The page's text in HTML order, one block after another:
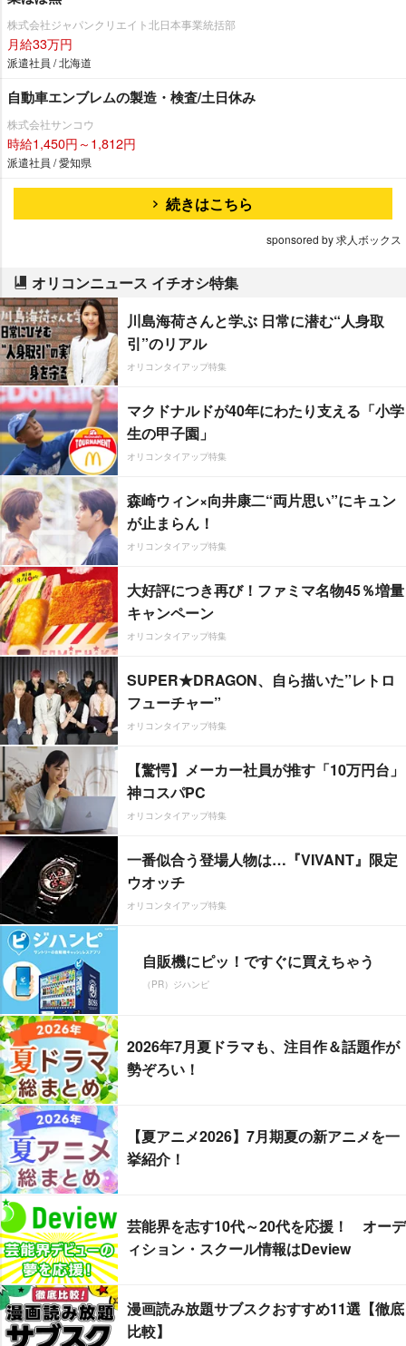
株式会社ジャパンクリエイト北日本事業統括部
月給33万円
派遣社員 / 北海道
自動車エンブレムの製造・検査/土日休み
株式会社サンコウ
時給1,450円～1,812円
派遣社員 / 愛知県
続きはこちら
sponsored by 求人ボックス
オリコンニュース イチオシ特集
川島海荷さんと学ぶ 日常に潜む“人身取
引”のリアル
オリコンタイアップ特集
マクドナルドが40年にわたり支える「小学
生の甲子園」
オリコンタイアップ特集
森崎ウィン×向井康二“両片思い”にキュン
が止まらん！
オリコンタイアップ特集
大好評につき再び！ファミマ名物45％増量
キャンペーン
オリコンタイアップ特集
SUPER★DRAGON、自ら描いた”レトロ
フューチャー”
オリコンタイアップ特集
【驚愕】メーカー社員が推す「10万円台」
神コスパPC
オリコンタイアップ特集
一番似合う登場人物は…『VIVANT』限定
ウオッチ
オリコンタイアップ特集
自販機にピッ！ですぐに買えちゃう
（PR）ジハンピ
2026年7月夏ドラマも、注目作＆話題作が
勢ぞろい！
【夏アニメ2026】7月期夏の新アニメを一
挙紹介！
芸能界を志す10代～20代を応援！ オーデ
ィション・スクール情報はDeview
漫画読み放題サブスクおすすめ11選【徹底
比較】